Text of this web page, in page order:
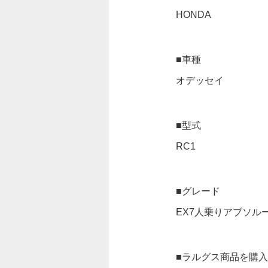
HONDA
■車種
オデッセイ
■型式
RC1
■グレード
EX7人乗りアブソル
■ラルグス商品を購